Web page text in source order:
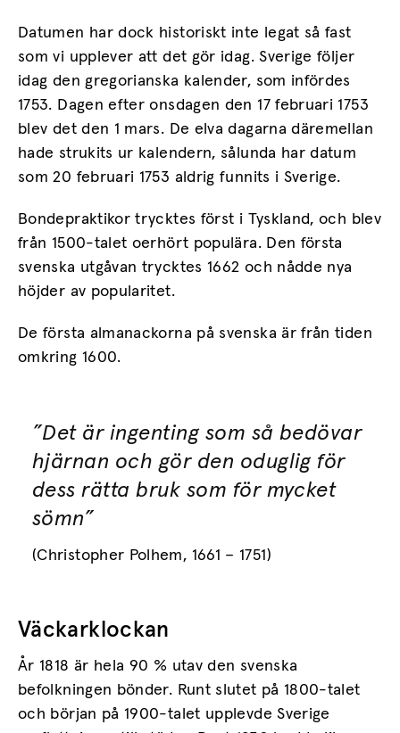
Datumen har dock historiskt inte legat så fast
som vi upplever att det gör idag. Sverige följer
idag den gregorianska kalender, som infördes
1753. Dagen efter onsdagen den 17 februari 1753
blev det den 1 mars. De elva dagarna däremellan
hade strukits ur kalendern, sålunda har datum
som 20 februari 1753 aldrig funnits i Sverige.
Bondepraktikor trycktes först i Tyskland, och blev
från 1500-talet oerhört populära. Den första
svenska utgåvan trycktes 1662 och nådde nya
höjder av popularitet.
De första almanackorna på svenska är från tiden
omkring 1600.
”Det är ingenting som så bedövar
hjärnan och gör den oduglig för
dess rätta bruk som för mycket
sömn”
(Christopher Polhem, 1661 – 1751)
Väckarklockan
År 1818 är hela 90 % utav den svenska
befolkningen bönder. Runt slutet på 1800-talet
och början på 1900-talet upplevde Sverige